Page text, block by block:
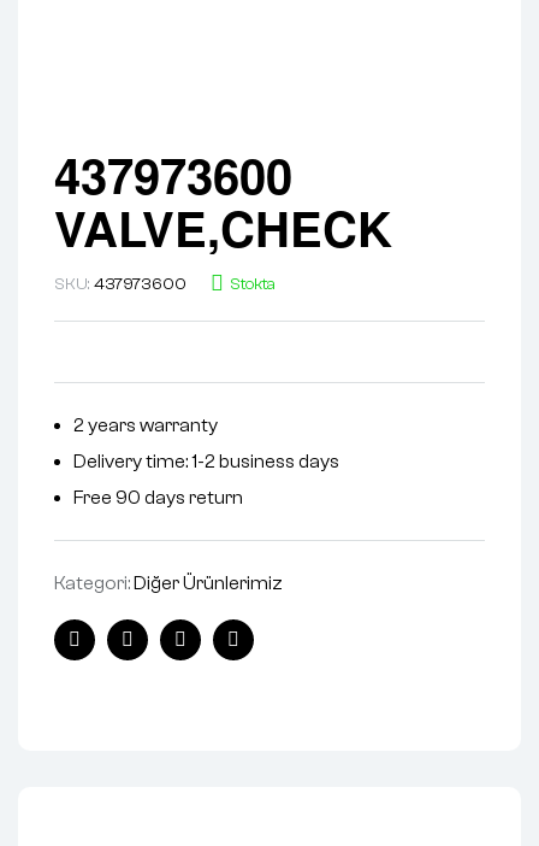
437973600
VALVE,CHECK
SKU: 437973600 Stokta
2 years warranty
Delivery time: 1-2 business days
Free 90 days return
Kategori:Diğer Ürünlerimiz
FacebookTwitterLinkedinPinterest